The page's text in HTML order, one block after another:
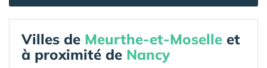
Villes de Meurthe-et-Moselle et
à proximité de Nancy